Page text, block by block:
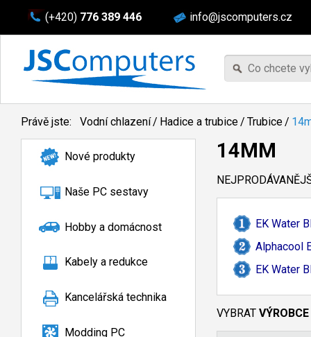
(+420) 776 389 446 info@jscomputers.cz
Právě jste: Vodní chlazení/ Hadice a trubice/ Trubice/
Nové produkty
Naše PC sestavy
Hobby a domácnost
Kabely a redukce
Kancelářská technika
Modding PC
14MM
EK Water
Alphacool
EK Water
VYBRAT VÝROBCE